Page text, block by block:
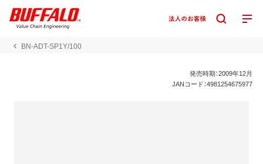
BN-ADT-SP1Y/100
発売時期：2009年12月
JANコード：4981254675977